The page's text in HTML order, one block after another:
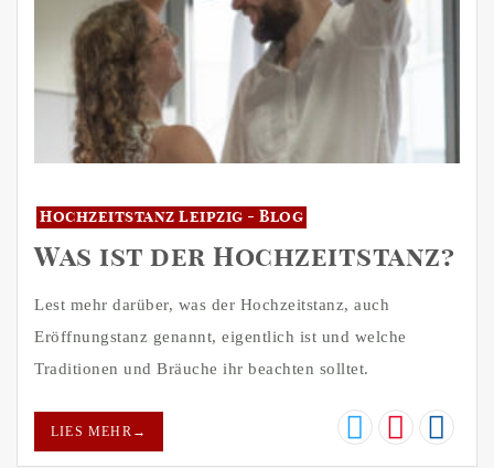
Hochzeitstanz Leipzig - Blog
Was ist der Hochzeitstanz?
Lest mehr darüber, was der Hochzeitstanz, auch
Eröffnungstanz genannt, eigentlich ist und welche
Traditionen und Bräuche ihr beachten solltet.
LIES MEHR →